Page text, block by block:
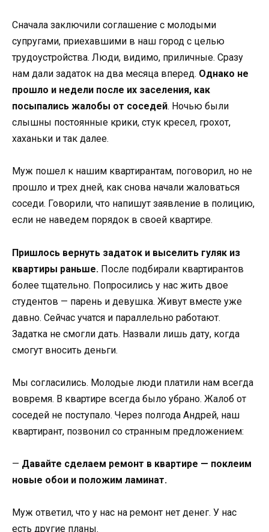
Сначала заключили соглашение с молодыми
супругами, приехавшими в наш город с целью
трудоустройства. Люди, видимо, приличные. Сразу
нам дали задаток на два месяца вперед. Однако не
прошло и недели после их заселения, как
посыпались жалобы от соседей. Ночью были
слышны постоянные крики, стук кресел, грохот,
хаханьки и так далее.
Муж пошел к нашим квартирантам, поговорил, но не
прошло и трех дней, как снова начали жаловаться
соседи. Говорили, что напишут заявление в полицию,
если не наведем порядок в своей квартире.
Пришлось вернуть задаток и выселить гуляк из
квартиры раньше. После подбирали квартирантов
более тщательно. Попросились у нас жить двое
студентов — парень и девушка. Живут вместе уже
давно. Сейчас учатся и параллельно работают.
Задатка не смогли дать. Назвали лишь дату, когда
смогут вносить деньги.
Мы согласились. Молодые люди платили нам всегда
вовремя. В квартире всегда было убрано. Жалоб от
соседей не поступало. Через полгода Андрей, наш
квартирант, позвонил со странным предложением:
— Давайте сделаем ремонт в квартире — поклеим
новые обои и положим ламинат.
Муж ответил, что у нас на ремонт нет денег. У нас
есть другие планы.